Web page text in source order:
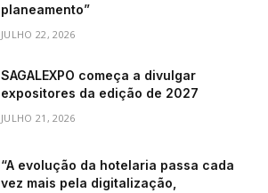
planeamento”
JULHO 22, 2026
SAGALEXPO começa a divulgar
expositores da edição de 2027
JULHO 21, 2026
“A evolução da hotelaria passa cada
vez mais pela digitalização,